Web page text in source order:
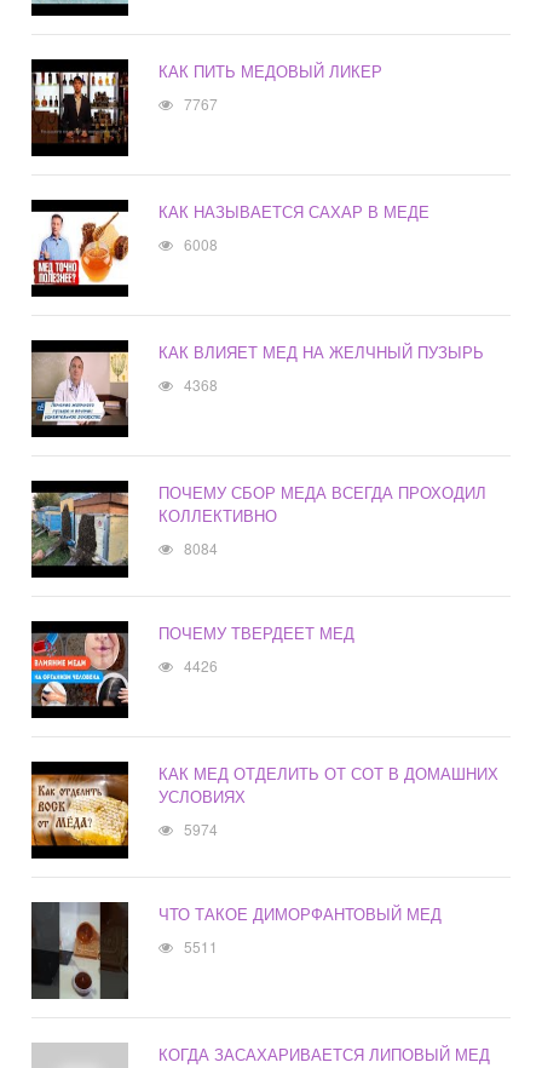
КАК ПИТЬ МЕДОВЫЙ ЛИКЕР
7767
КАК НАЗЫВАЕТСЯ САХАР В МЕДЕ
6008
КАК ВЛИЯЕТ МЕД НА ЖЕЛЧНЫЙ ПУЗЫРЬ
4368
ПОЧЕМУ СБОР МЕДА ВСЕГДА ПРОХОДИЛ
КОЛЛЕКТИВНО
8084
ПОЧЕМУ ТВЕРДЕЕТ МЕД
4426
КАК МЕД ОТДЕЛИТЬ ОТ СОТ В ДОМАШНИХ
УСЛОВИЯХ
5974
ЧТО ТАКОЕ ДИМОРФАНТОВЫЙ МЕД
5511
КОГДА ЗАСАХАРИВАЕТСЯ ЛИПОВЫЙ МЕД